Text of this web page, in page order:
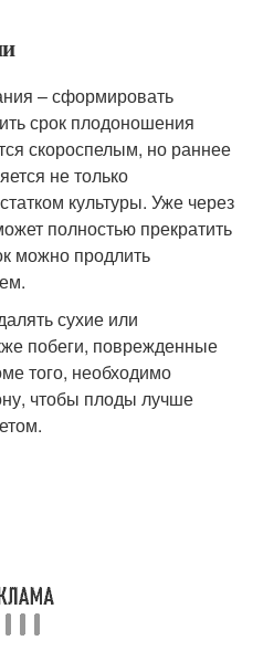
– сформировать
срок плодоношения
скороспелым, но раннее
не только
культуры. Уже через
полностью прекратить
можно продлить
сухие или
побеги, поврежденные
того, необходимо
чтобы плоды лучше